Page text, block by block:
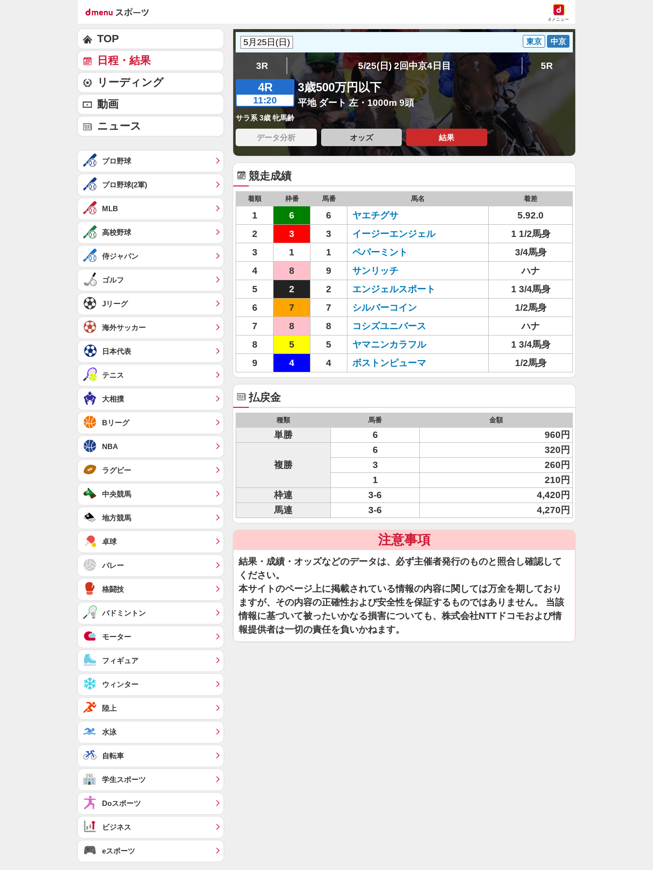
dメニュー
東京 中京
3R 5/25(日) 2回中京4日目 5R
4R
11:20
3歳500万円以下
平地 ダート 左・1000m 9頭
サラ系 3歳 牝馬齢
データ分析 オッズ 結果
競走成績
着順 枠番 馬番 馬名 着差
1 6 6 ヤエチグサ
5.92.0
2
3 3 イージーエンジェル
1 1/2馬身
3
1 1 ペパーミント
3/4馬身
4
8 9 サンリッチ
ハナ
5
2 2 エンジェルスポート
1 3/4馬身
6
7 7 シルバーコイン
1/2馬身
7
8 8 コシズユニバース
ハナ
8
5 5 ヤマニンカラフル
1 3/4馬身
9
4 4 ボストンピューマ 1/2馬身
払戻金
種類 馬番 金額
単勝 6 960円
複勝
6
320円
3
260円
1
210円
枠連
3-6
4,420円
馬連
3-6 4,270円
注意事項
結果・成績・オッズなどのデータは、必ず主催者発行のものと照合し確認して
ください。
本サイトのページ上に掲載されている情報の内容に関しては万全を期しており
ますが、その内容の正確性および安全性を保証するものではありません。 当該
情報に基づいて被ったいかなる損害についても、株式会社NTTドコモおよび情
報提供者は一切の責任を負いかねます。
TOP
日程・結果
リーディング
動画
ニュース
プロ野球
プロ野球(2軍)
MLB
高校野球
侍ジャパン
ゴルフ
Jリーグ
海外サッカー
日本代表
テニス
大相撲
Bリーグ
NBA
ラグビー
中央競馬
地方競馬
卓球
バレー
格闘技
バドミントン
モーター
フィギュア
ウィンター
陸上
水泳
自転車
学生スポーツ
Doスポーツ
ビジネス
eスポーツ